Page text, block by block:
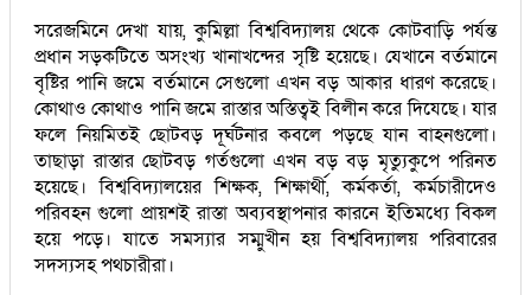
সরেজমিনে দেখা যায়, কুমিল্লা বিশ্ববিদ্যালয় থেকে কোটবাড়ি পর্যন্ত
প্রধান সড়কটিতে অসংখ্য খানাখন্দের সৃষ্টি হয়েছে। যেখানে বর্তমানে
বৃষ্টির পানি জমে বর্তমানে সেগুলো এখন বড় আকার ধারণ করেছে।
কোথাও কোথাও পানি জমে রাস্তার অস্তিত্বই বিলীন করে দিযেছে। যার
ফলে নিয়মিতই ছোটবড় দূর্ঘটনার কবলে পড়ছে যান বাহনগুলো।
তাছাড়া রাস্তার ছোটবড় গর্তগুলো এখন বড় বড় মৃত্যুকুপে পরিনত
হয়েছে। বিশ্ববিদ্যালয়ের শিক্ষক, শিক্ষার্থী, কর্মকর্তা, কর্মচারীদেও
পরিবহন গুলো প্রায়শই রাস্তা অব্যবস্থাপনার কারনে ইতিমধ্যে বিকল
হয়ে পড়ে। যাতে সমস্যার সম্মুখীন হয় বিশ্ববিদ্যালয় পরিবারের
সদস্যসহ পথচারীরা।